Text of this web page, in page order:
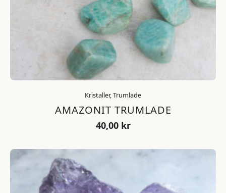
Kristaller, Trumlade
AMAZONIT TRUMLADE
40,00 kr